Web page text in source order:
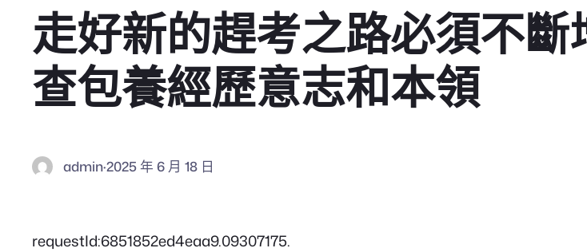
走好新的趕考之路必須不
查包養經歷意志和本領
admin·2025 年 6 月 18 日
requestId:6851852ed4eaa9.09307175.